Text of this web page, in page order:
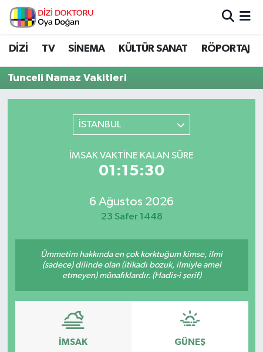
DİZİ TV SİNEMA KÜLTÜR SANAT RÖPORTAJ
Tunceli Namaz Vakitleri
İSTANBUL
İMSAK VAKTINE KALAN SÜRE
01:15:30
6 Ağustos 2026
23 Safer 1448
Ümmetim hakkında en çok korktuğum kimse, ilmi
(sadece) dilinde olan (itikadı bozuk, ilmiyle amel
etmeyen) münafıklardır. (Hadis-i şerif)
İMSAK GÜNEŞ
İstanbul Nöbetçi Eczaneler
İstanbul Hava Durumu
İstanbul Trafik Yoğunluk Haritası
Süper Lig Puan Durumu ve Fikstür
Haber Arşivi